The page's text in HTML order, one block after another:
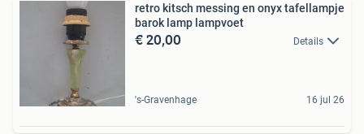
retro kitsch messing en onyx tafellampje
barok lamp lampvoet
€ 20,00 Details
's-Gravenhage 16 jul 26